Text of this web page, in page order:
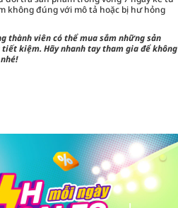
không đúng với mô tả hoặc bị hư hỏng
thành viên có thể mua sắm những sản
kiệm. Hãy nhanh tay tham gia để không